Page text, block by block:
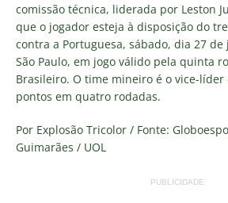
comissão técnica, liderada por Leston
que o jogador esteja à disposição do
contra a Portuguesa, sábado, dia 27
São Paulo, em jogo válido pela quinta
Brasileiro. O time mineiro é o vice-líder
pontos em quatro rodadas.
Por Explosão Tricolor / Fonte:
Guimarães / UOL
PUBLICIDADE